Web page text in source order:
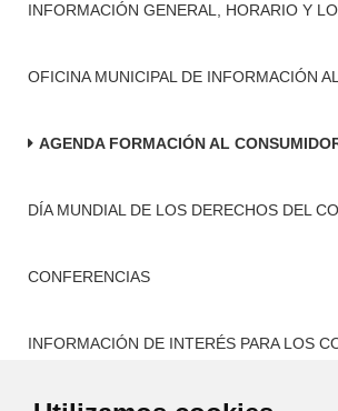
INFORMACIÓN GENERAL, HORARIO Y
OFICINA MUNICIPAL DE INFORMACIÓN
AGENDA FORMACIÓN AL
DÍA MUNDIAL DE LOS DERECHOS DEL
CONFERENCIAS
INFORMACIÓN DE INTERÉS PARA LOS